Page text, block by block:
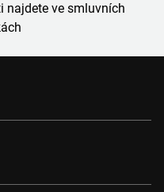
najdete ve smluvních